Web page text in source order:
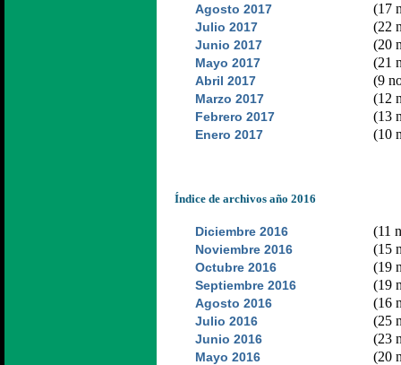
Agosto 2017 (17
Julio 2017 (22
Junio 2017 (20
Mayo 2017 (21
Abril 2017 (9
Marzo 2017 (12
Febrero 2017 (13
Enero 2017 (10
Índice de archivos año 2016
Diciembre 2016 (11
Noviembre 2016 (15
Octubre 2016 (19
Septiembre 2016 (19
Agosto 2016 (16
Julio 2016 (25
Junio 2016 (23
Mayo 2016 (20